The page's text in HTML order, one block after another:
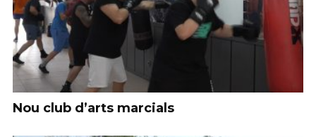
Nou club d’arts marcials